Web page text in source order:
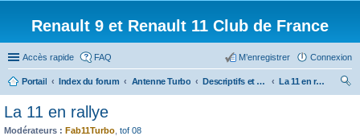
Renault 9 et Renault 11 Club de France
Accès rapide FAQ Connexion
M’enregistrer
Portail Index du forum Antenne Turbo Descriptifs et documentations diverses
La 11 en rallye
La 11 en rallye
Modérateurs : Fab11Turbo tof 08